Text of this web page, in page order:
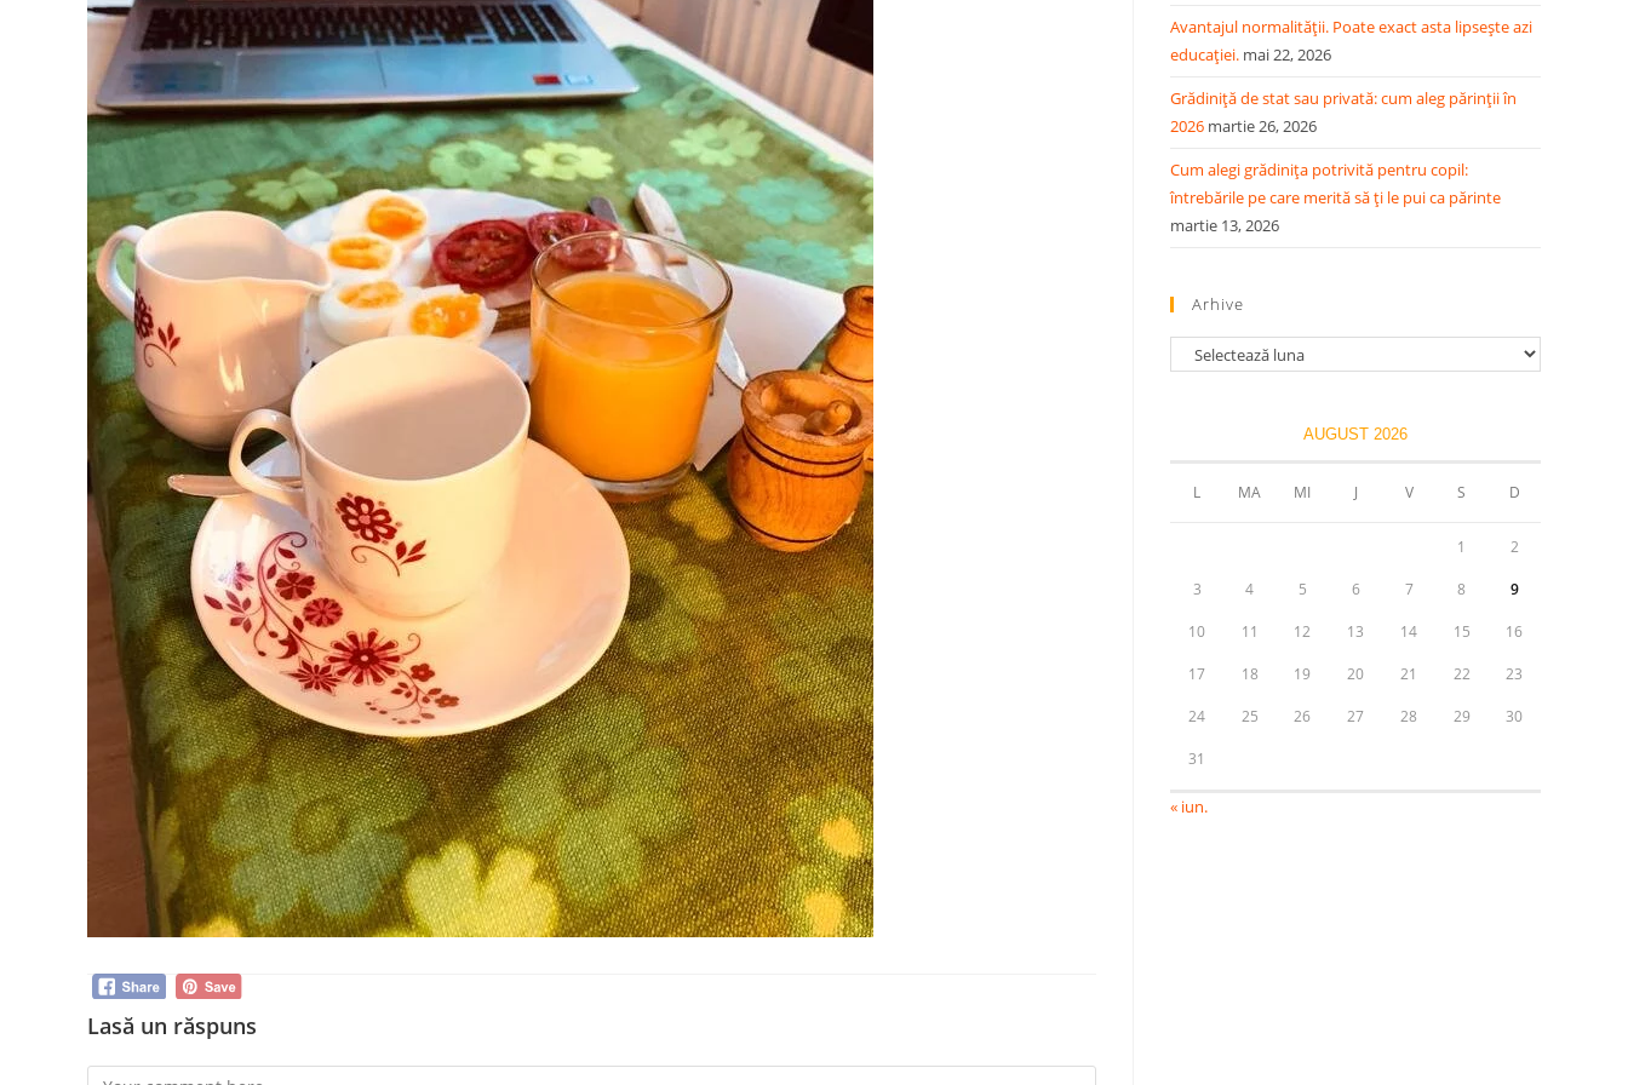
Lasă un răspuns
Comment
Avantajul normalității. Poate exact asta lipsește azi
educației. mai 22, 2026
Grădiniță de stat sau privată: cum aleg părinții în
2026 martie 26, 2026
Cum alegi grădinița potrivită pentru copil:
întrebările pe care merită să ți le pui ca părinte
martie 13, 2026
Arhive
Arhive
AUGUST 2026
L MA MI J V S D
1 2
3 4 5 6 7 8 9
10 11 12 13 14 15 16
17 18 19 20 21 22 23
24 25 26 27 28 29 30
31
« iun.